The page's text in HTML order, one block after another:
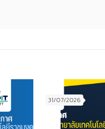
31/07/2026